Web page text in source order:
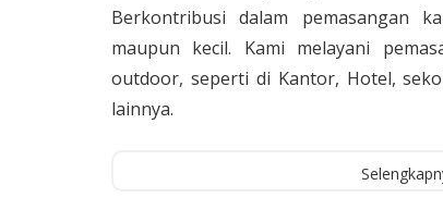
Berkontribusi dalam pemasangan
maupun kecil. Kami melayani
outdoor, seperti di Kantor, Hotel,
lainnya.